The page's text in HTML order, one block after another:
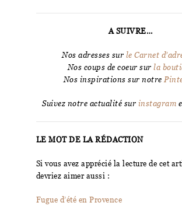
A SUIVRE…
Nos adresses sur le Carnet
Nos coups de coeur sur la
Nos inspirations sur notre
Suivez notre actualité sur instagram
LE MOT DE LA RÉDACTION
Si vous avez apprécié la lecture de cet
devriez aimer aussi :
Fugue d’été en Provence